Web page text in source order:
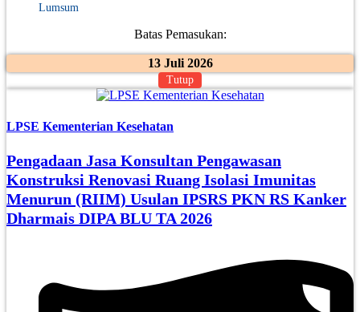
Lumsum
Batas Pemasukan:
13 Juli 2026
Tutup
LPSE Kementerian Kesehatan
Pengadaan Jasa Konsultan Pengawasan
Konstruksi Renovasi Ruang Isolasi Imunitas
Menurun (RIIM) Usulan IPSRS PKN RS Kanker
Dharmais DIPA BLU TA 2026